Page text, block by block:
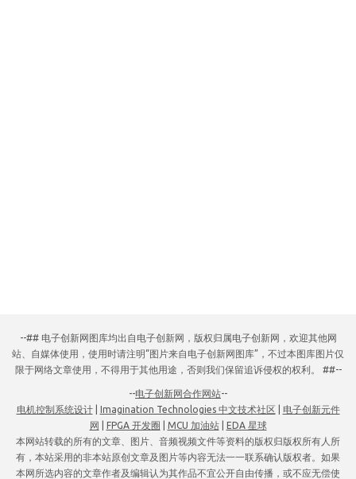
--## 电子创新网图库均出自电子创新网，版权归属电子创新网，欢迎其他网
站、自媒体使用，使用时请注明“图片来自电子创新网图库”，不过本图库图片仅
限于网络文章使用，不得用于其他用途，否则我们保留追诉侵权的权利。 ##--
--电子创新网合作网站--
电机控制系统设计| Imagination Technologies 中文技术社区
电子创新元件
网
FPGA 开发圈 MCU 加油站| EDA 星球
本网站转载的所有的文章、图片、音频视频文件等资料的版权归版权所有人所
有，本站采用的非本站原创文章及图片等内容无法一一联系确认版权者。如果
本网所选内容的文章作者及编辑认为其作品不宜公开自由传播，或不应无偿使